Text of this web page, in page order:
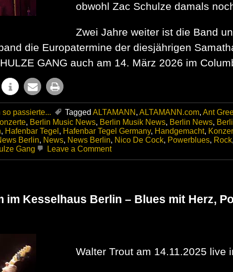
obwohl Zac Schulze damals
Zwei Jahre weiter ist die Band
die Europatermine der diesjährigen
GANG auch am 14. März 2026 im
so passierte... Tagged ALTAMANN , ALTAMANN.com, Ant
, Berlin Music News, Berlin Musik News, Berlin News,
, Hafenbar Tegel , Hafenbar Tegel Germany, Handgemacht,
Berlin, News, News Berlin, Nico De Cock, Powerblues, Rock,
Gang Leave a Commenton
startet
ganz
gratulieren!
im Kesselhaus Berlin – Blues mit Herz,
Walter Trout am 14.11.2025 live